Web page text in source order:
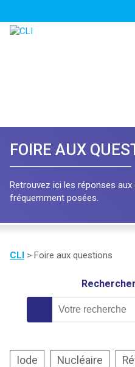
28
23
contacter
FOIRE AUX
Retrouvez ici les réponses
fréquemment posées.
CLI > Foire aux questions
Iode Nucléaire